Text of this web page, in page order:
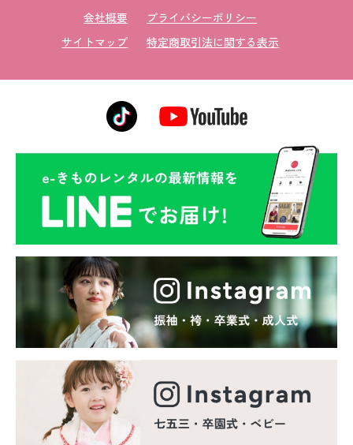
会社概要
プライバシーポリシー
サイトマップ
特定商取引法に関する表示